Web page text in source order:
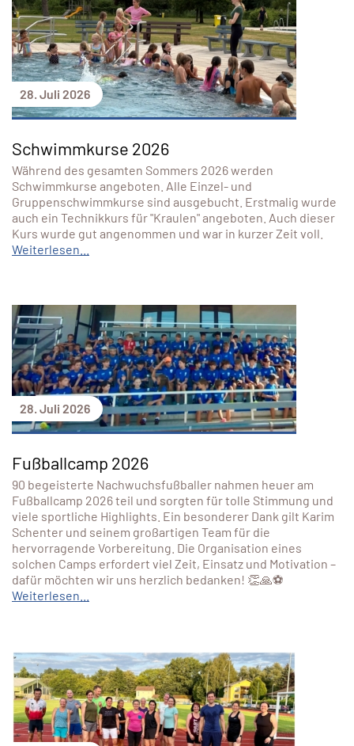
28. Juli 2026
Schwimmkurse 2026
Während des gesamten Sommers 2026 werden
Schwimmkurse angeboten. Alle Einzel- und
Gruppenschwimmkurse sind ausgebucht. Erstmalig wurde
auch ein Technikkurs für "Kraulen" angeboten. Auch dieser
Kurs wurde gut angenommen und war in kurzer Zeit voll.
Weiterlesen...
28. Juli 2026
Fußballcamp 2026
90 begeisterte Nachwuchsfußballer nahmen heuer am
Fußballcamp 2026 teil und sorgten für tolle Stimmung und
viele sportliche Highlights. Ein besonderer Dank gilt Karim
Schenter und seinem großartigen Team für die
hervorragende Vorbereitung. Die Organisation eines
solchen Camps erfordert viel Zeit, Einsatz und Motivation –
dafür möchten wir uns herzlich bedanken! 👏🙏⚽
Weiterlesen...